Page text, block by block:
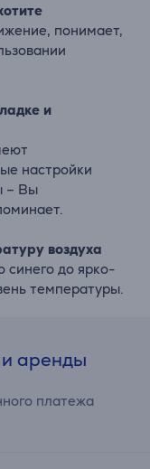
понимает,
и
настройки
– Вы
воздуха
синего до ярко-
температуры.
и аренды
платежа